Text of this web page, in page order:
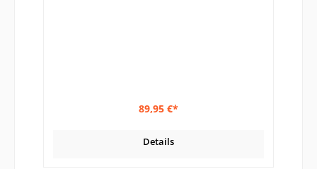
89,95 €*
Details